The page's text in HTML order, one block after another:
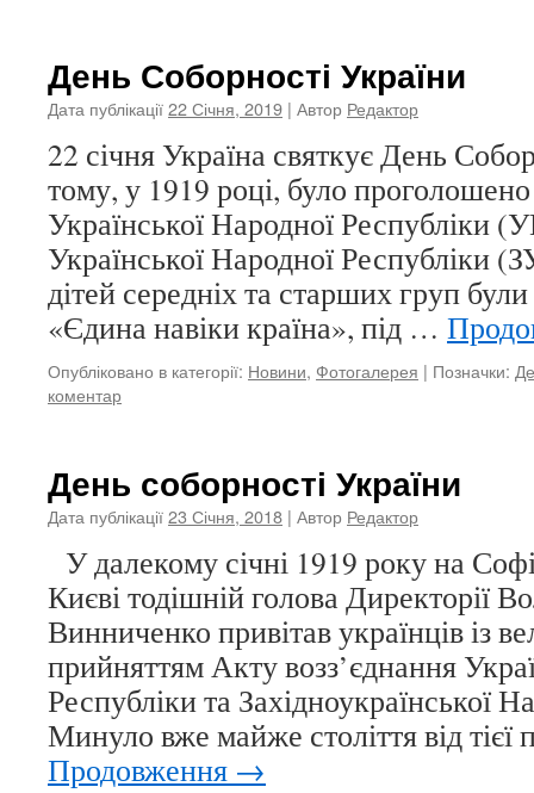
День Соборності України
Дата публікації22 Січня, 2019 | Автор Редактор
22 січня Україна святкує День
тому, у 1919 році, було
Української Народної Республіки
Української Народної Республіки
дітей середніх та старших груп
«Єдина навіки країна», під …
Опубліковано в категорії: Новини, Фотогалерея | Позначки:
коментар
День соборності України
Дата публікації23 Січня, 2018 | Автор Редактор
У далекому січні 1919 року на
Києві тодішній голова Директорії
Винниченко привітав українців із
прийняттям Акту возз’єднання
Республіки та Західноукраїнської
Минуло вже майже століття від тієї
Продовження →